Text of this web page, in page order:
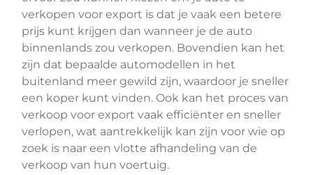
verkopen voor export is dat je vaak een betere
prijs kunt krijgen dan wanneer je de auto
binnenlands zou verkopen. Bovendien kan het
zijn dat bepaalde automodellen in het
buitenland meer gewild zijn, waardoor je sneller
een koper kunt vinden. Ook kan het proces van
verkoop voor export vaak efficiënter en sneller
verlopen, wat aantrekkelijk kan zijn voor wie op
zoek is naar een vlotte afhandeling van de
verkoop van hun voertuig.